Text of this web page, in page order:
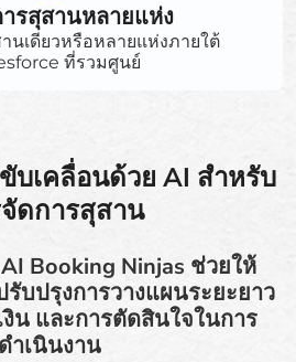
รสุสานหลายแห่ง
นเดียวหรือหลายแห่งภายใต้
ที่รวมศูนย์
บเคลื่อนด้วย AI สำหรับ
ดการสุสาน
Booking Ninjas ช่วยให้
บปรุงการวางแผนระยะยาว
น และการตัดสินใจในการ
ดำเนินงาน